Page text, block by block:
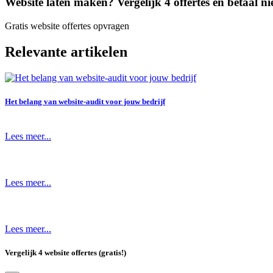
Gratis website offertes opvragen
Relevante artikelen
Het belang van website-audit voor jouw bedrijf
Lees meer...
Lees meer...
Lees meer...
Vergelijk 4 website offertes (gratis!)